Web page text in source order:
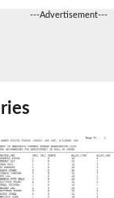
---Advertisement---